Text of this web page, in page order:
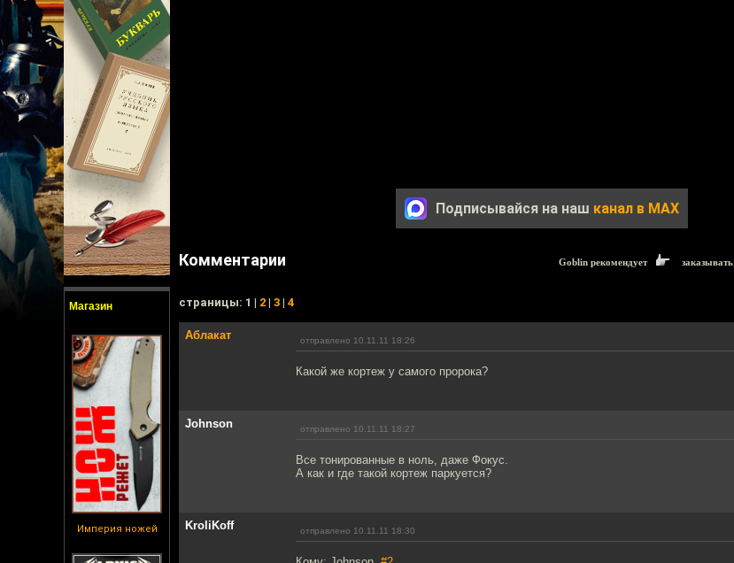
Магазин
Империя ножей
Подписывайся на наш канал в MAX
Комментарии Goblin рекомендует заказывать
cтраницы: 1 | 2 | 3 | 4
Аблакат отправлено 10.11.11 18:26
Какой же кортеж у самого пророка?
Johnson отправлено 10.11.11 18:27
Все тонированные в ноль, даже Фокус.
А как и где такой кортеж паркуется?
KroliKoff отправлено 10.11.11 18:30